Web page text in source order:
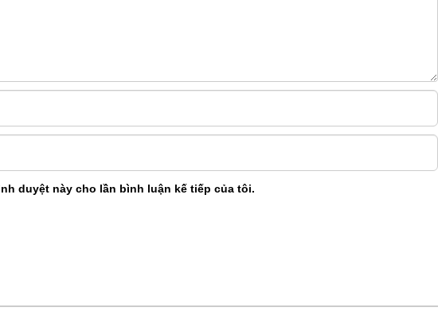
duyệt này cho lần bình luận kế tiếp của tôi.